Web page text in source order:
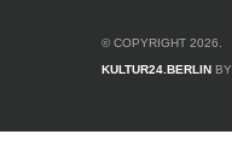
© COPYRIGHT 2026.
KULTUR24.BERLINBY